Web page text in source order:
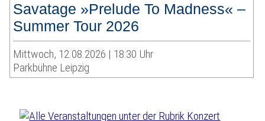
Savatage »Prelude To Madness« –
Summer Tour 2026
Mittwoch, 12.08.2026 | 18:30 Uhr
Parkbühne Leipzig